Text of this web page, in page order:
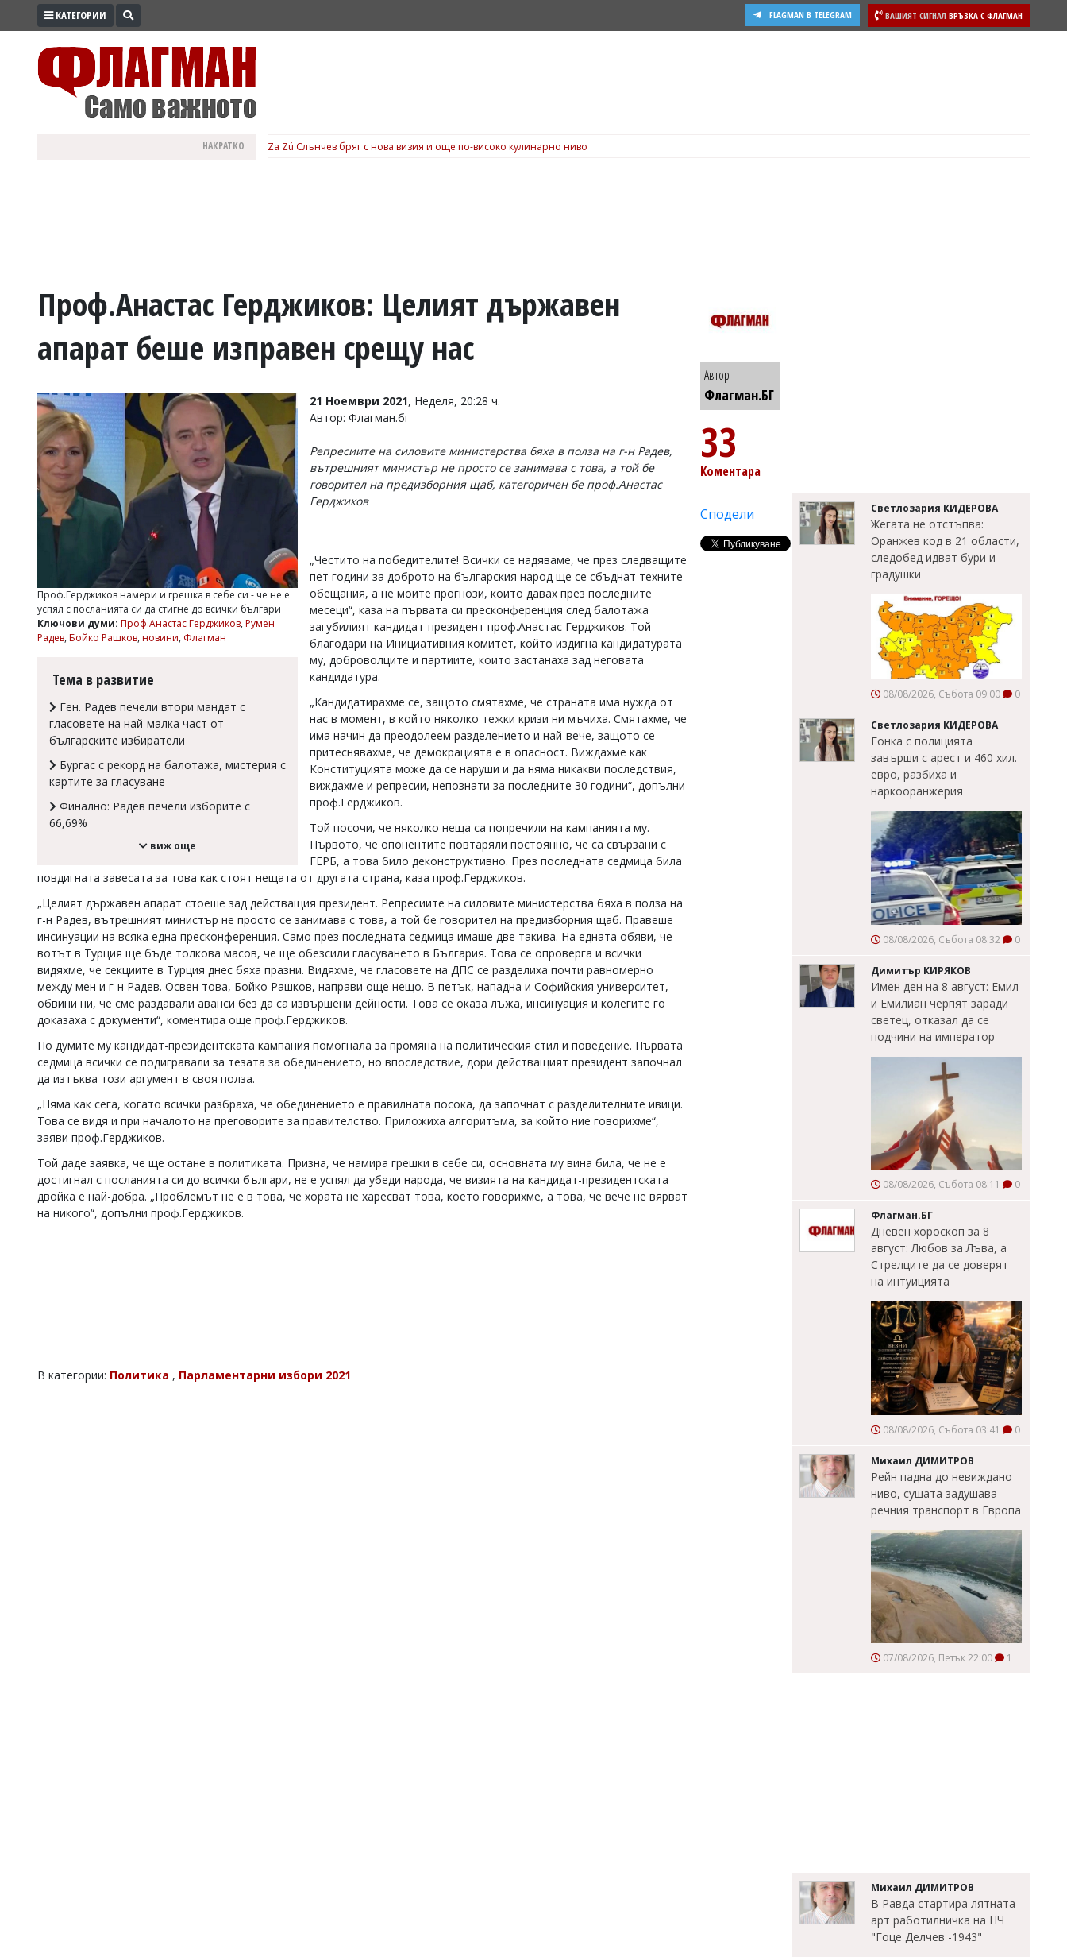
ПРОМО
ВОЙНАТА
УКРАЙНА
РАЗСЛЕДВАНЕ
БИЗНЕС
Управители:
Веселин
Касабова,
k.kassabova@flagman.bg
Главен
редактор:
office@flagman.bg
Коментарите
въвеждат
читателите
отговорност
откриете
обиден
коментар,
сигнализирайте
КАТЕГОРИИ ВАШИЯТ СИГНАЛ ВРЪЗКА С ФЛАГМАН
FLAGMAN В TELEGRAM
НАКРАТКО Za Zú Слънчев бряг с нова визия и още по-високо кулинарно ниво
Проф.Анастас Герджиков: Целият държавен
апарат беше изправен срещу нас
Проф.Герджиков намери и грешка в себе си - че не е
успял с посланията си да стигне до всички българи
Ключови думи: Проф.Анастас Герджиков, Румен
Радев, Бойко Рашков, новини, Флагман
Тема в развитие
Ген. Радев печели втори мандат с
гласовете на най-малка част от
българските избиратели
Бургас с рекорд на балотажа, мистерия с
картите за гласуване
Финално: Радев печели изборите с
66,69%
виж още
21 Ноември 2021, Неделя, 20:28 ч.
Автор: Флагман.бг
Репресиите на силовите министерства бяха в полза на г-н Радев,
вътрешният министър не просто се занимава с това, а той бе
говорител на предизборния щаб, категоричен бе проф.Анастас
Герджиков
„Честито на победителите! Всички се надяваме, че през следващите
пет години за доброто на българския народ ще се сбъднат техните
обещания, а не моите прогнози, които давах през последните
месеци“, каза на първата си пресконференция след балотажа
загубилият кандидат-президент проф.Анастас Герджиков. Той
благодари на Инициативния комитет, който издигна кандидатурата
му, доброволците и партиите, които застанаха зад неговата
кандидатура.
„Кандидатирахме се, защото смятахме, че страната има нужда от
нас в момент, в който няколко тежки кризи ни мъчиха. Смятахме, че
има начин да преодолеем разделението и най-вече, защото се
притеснявахме, че демокрацията е в опасност. Виждахме как
Конституцията може да се наруши и да няма никакви последствия,
виждахме и репресии, непознати за последните 30 години“, допълни
проф.Герджиков.
Той посочи, че няколко неща са попречили на кампанията му.
Първото, че опонентите повтаряли постоянно, че са свързани с
ГЕРБ, а това било деконструктивно. През последната седмица била
повдигната завесата за това как стоят нещата от другата страна, каза проф.Герджиков.
„Целият държавен апарат стоеше зад действащия президент. Репресиите на силовите министерства бяха в полза на
г-н Радев, вътрешният министър не просто се занимава с това, а той бе говорител на предизборния щаб. Правеше
инсинуации на всяка една пресконференция. Само през последната седмица имаше две такива. На едната обяви, че
вотът в Турция ще бъде толкова масов, че ще обезсили гласуването в България. Това се опроверга и всички
видяхме, че секциите в Турция днес бяха празни. Видяхме, че гласовете на ДПС се разделиха почти равномерно
между мен и г-н Радев. Освен това, Бойко Рашков, направи още нещо. В петък, нападна и Софийския университет,
обвини ни, че сме раздавали аванси без да са извършени дейности. Това се оказа лъжа, инсинуация и колегите го
доказаха с документи“, коментира още проф.Герджиков.
По думите му кандидат-президентската кампания помогнала за промяна на политическия стил и поведение. Първата
седмица всички се подигравали за тезата за обединението, но впоследствие, дори действащият президент започнал
да изтъква този аргумент в своя полза.
„Няма как сега, когато всички разбраха, че обединението е правилната посока, да започнат с разделителните ивици.
Това се видя и при началото на преговорите за правителство. Приложиха алгоритъма, за който ние говорихме“,
заяви проф.Герджиков.
Той даде заявка, че ще остане в политиката. Призна, че намира грешки в себе си, основната му вина била, че не е
достигнал с посланията си до всички българи, не е успял да убеди народа, че визията на кандидат-президентската
двойка е най-добра. „Проблемът не е в това, че хората не харесват това, което говорихме, а това, че вече не вярват
на никого“, допълни проф.Герджиков.
В категории: Политика , Парламентарни избори 2021
Автор
Флагман.БГ
33
Коментара
Сподели Светлозария КИДЕРОВА
Жегата не отстъпва:
Оранжев код в 21 области,
следобед идват бури и
градушки
08/08/2026, Събота 09:00 0
Светлозария КИДЕРОВА
Гонка с полицията
завърши с арест и 460 хил.
евро, разбиха и
наркооранжерия
08/08/2026, Събота 08:32 0
Димитър КИРЯКОВ
Имен ден на 8 август: Емил
и Емилиан черпят заради
светец, отказал да се
подчини на император
08/08/2026, Събота 08:11 0
Флагман.БГ
Дневен хороскоп за 8
август: Любов за Лъва, а
Стрелците да се доверят
на интуицията
08/08/2026, Събота 03:41 0
Михаил ДИМИТРОВ
Рейн падна до невиждано
ниво, сушата задушава
речния транспорт в Европа
07/08/2026, Петък 22:00 1
Михаил ДИМИТРОВ
В Равда стартира лятната
арт работилничка на НЧ
"Гоце Делчев -1943"